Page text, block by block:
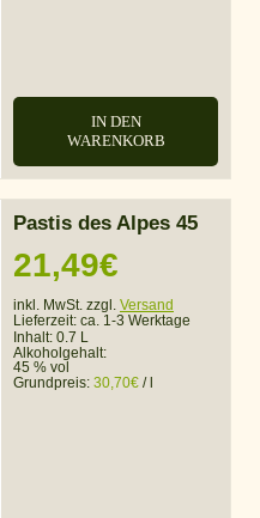
IN DEN
WARENKORB
Pastis des Alpes 45
21,49€
inkl. MwSt. zzgl. Versand
Lieferzeit: ca. 1-3 Werktage
Inhalt: 0.7 L
Alkoholgehalt:
45 % vol
Grundpreis: 30,70€ /